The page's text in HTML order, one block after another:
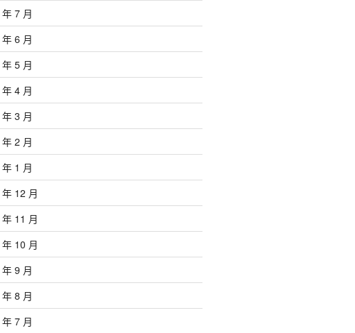
7 月
6 月
5 月
4 月
3 月
2 月
1 月
12 月
11 月
10 月
9 月
8 月
7 月